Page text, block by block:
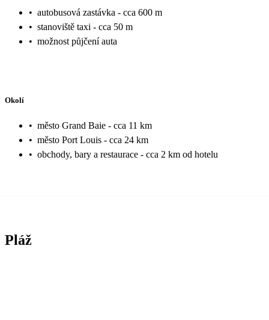
• autobusová zastávka - cca 600 m
• stanoviště taxi - cca 50 m
• možnost půjčení auta
Okolí
• město Grand Baie - cca 11 km
• město Port Louis - cca 24 km
• obchody, bary a restaurace - cca 2 km od hotelu
Pláž